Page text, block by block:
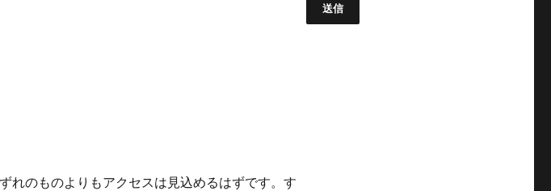
れのものよりもアクセスは見込めるはずです。す
送信